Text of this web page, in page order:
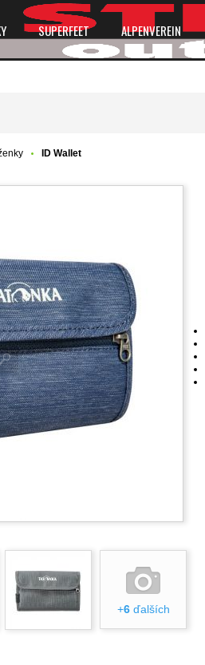
SUPERFEET ALPENVEREIN
ID Wallet
+6ďalších